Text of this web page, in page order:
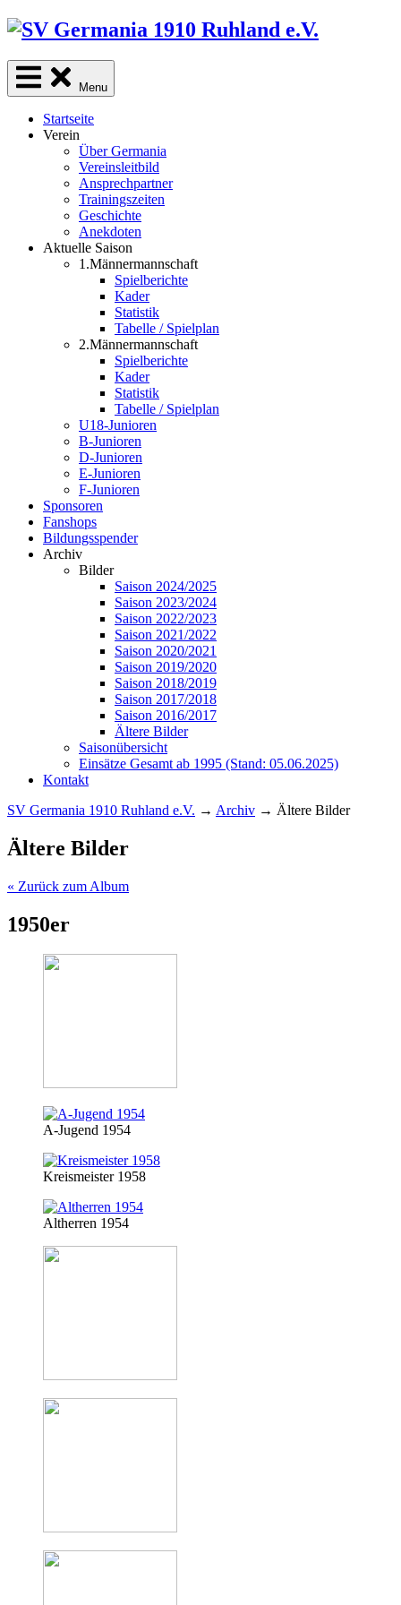
Skip
content
Menu
Startseite
Verein
Über Germania
Vereinsleitbild
Ansprechpartner
Trainingszeiten
Geschichte
Anekdoten
Aktuelle Saison
1.Männermannschaft
Spielberichte
Kader
Statistik
Tabelle / Spielplan
2.Männermannschaft
Spielberichte
Kader
Statistik
Tabelle / Spielplan
U18-Junioren
B-Junioren
D-Junioren
E-Junioren
F-Junioren
Sponsoren
Fanshops
Bildungsspender
Archiv
Bilder
Saison 2024/2025
Saison 2023/2024
Saison 2022/2023
Saison 2021/2022
Saison 2020/2021
Saison 2019/2020
Saison 2018/2019
Saison 2017/2018
Saison 2016/2017
Ältere Bilder
Saisonübersicht
Einsätze Gesamt ab 1995 (Stand: 05.06.2025)
Kontakt
SV Germania 1910 Ruhland e.V. → Archiv → Ältere Bilder
Ältere Bilder
« Zurück zum Album
1950er
A-Jugend 1954
Kreismeister 1958
Altherren 1954